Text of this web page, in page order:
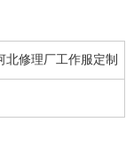
北修理厂工作服定制